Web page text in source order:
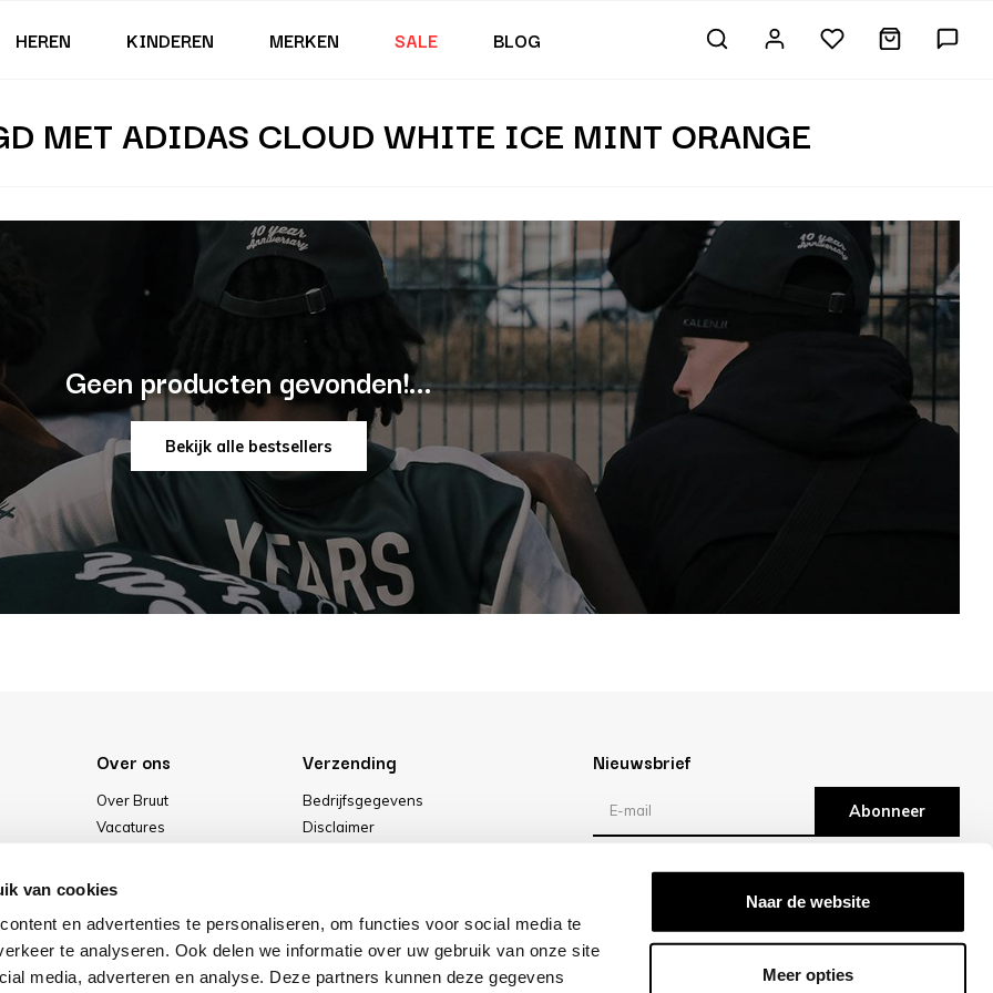
van cookies
en advertenties te personaliseren, om functies voor social media te
te analyseren. Ook delen we informatie over uw gebruik van onze site
media, adverteren en analyse. Deze partners kunnen deze gegevens
Naar de website
Meer opties
HEREN KINDEREN MERKEN SALE BLOG
MET ADIDAS CLOUD WHITE ICE MINT ORANGE
Geen producten gevonden!...
Bekijk alle bestsellers
Over ons
Over Bruut
Vacatures
Onze winkel
Verzending
Bedrijfsgegevens
Disclaimer
Nieuwsbrief
Abonneer
Reviews
/10 -klantbeoordelingen